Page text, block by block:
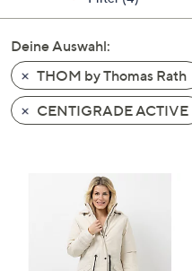
und
nach
unten
oder
wischen
Sie
Deine Auswahl:
THOM by Thomas Rath
CENTIGRADE ACTIVE